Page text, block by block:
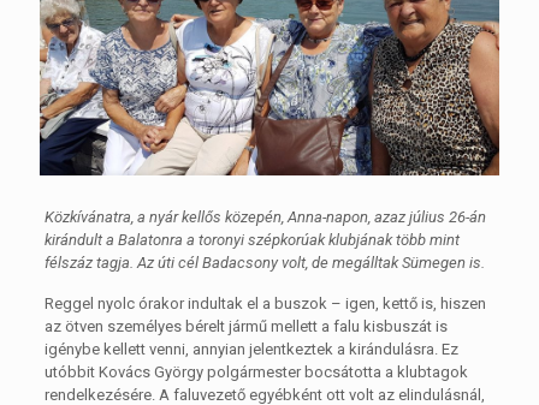
Közkívánatra, a nyár kellős közepén, Anna-napon, azaz július 26-án
kirándult a Balatonra a toronyi szépkorúak klubjának több mint
félszáz tagja. Az úti cél Badacsony volt, de megálltak Sümegen is.
Reggel nyolc órakor indultak el a buszok – igen, kettő is, hiszen
az ötven személyes bérelt jármű mellett a falu kisbuszát is
igénybe kellett venni, annyian jelentkeztek a kirándulásra. Ez
utóbbit Kovács György polgármester bocsátotta a klubtagok
rendelkezésére. A faluvezető egyébként ott volt az elindulásnál,